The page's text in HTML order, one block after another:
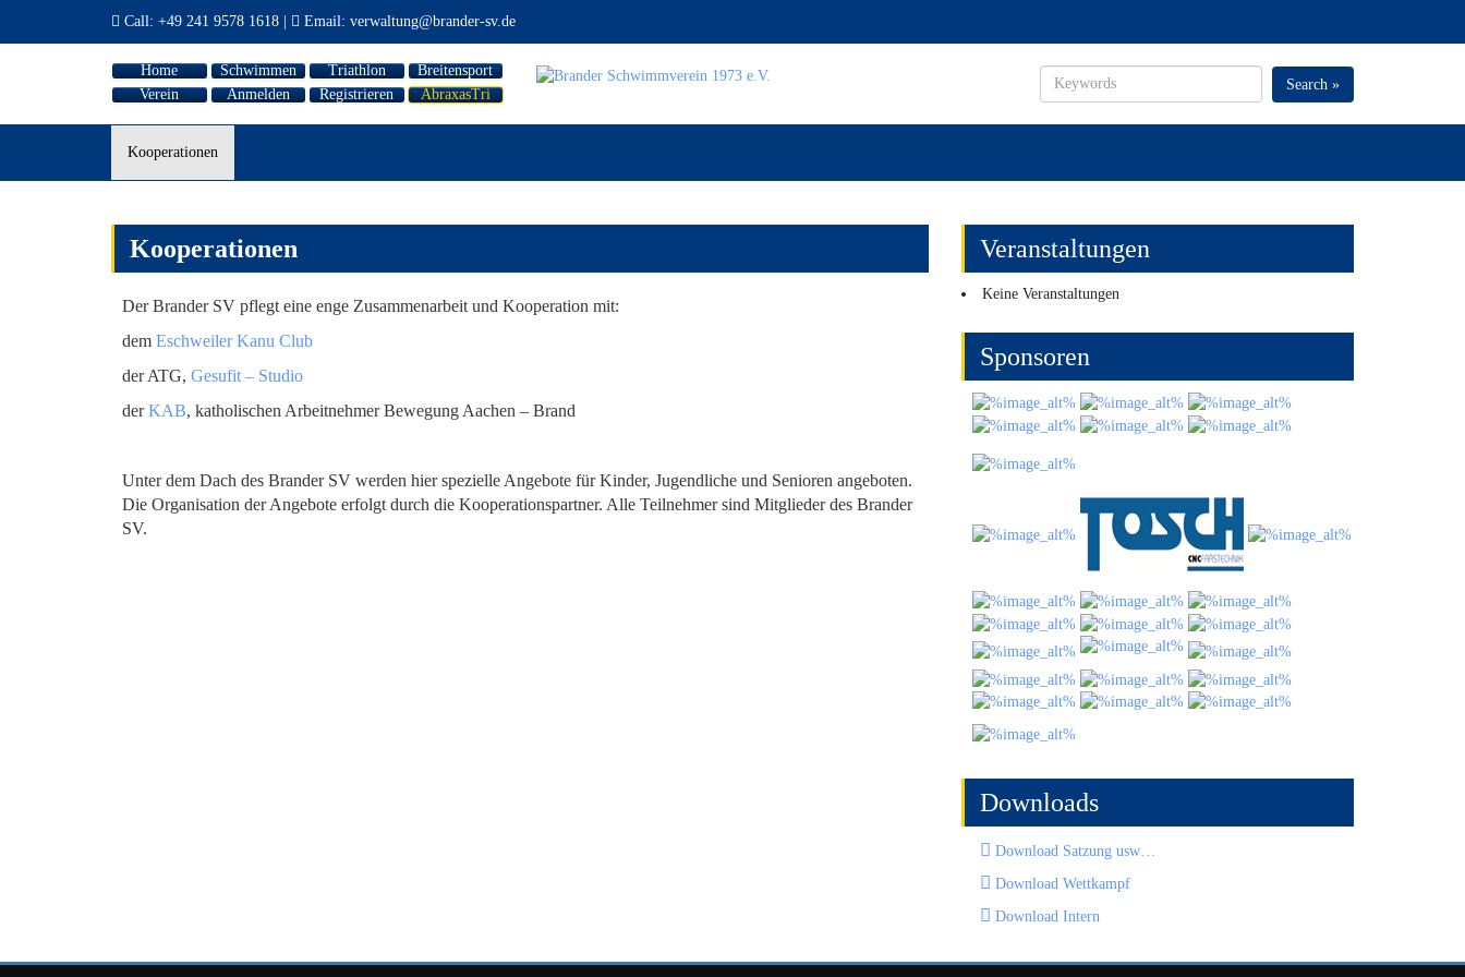
Call: +49 241 9578 1618 Email: verwaltung@brander-sv.de
Home Schwimmen Triathlon
Breitensport
Verein
Anmelden Registrieren AbraxasTri
Search »
Kooperationen
Kooperationen
Der Brander SV pflegt eine enge Zusammenarbeit und Kooperation mit:
dem Eschweiler Kanu Club
der ATG, Gesufit – Studio
derKAB, katholischen Arbeitnehmer Bewegung Aachen – Brand
Unter dem Dach des Brander SV werden hier spezielle Angebote für Kinder, Jugendliche und Senioren angeboten.
Die Organisation der Angebote erfolgt durch die Kooperationspartner. Alle Teilnehmer sind Mitglieder des Brander
SV.
Veranstaltungen
Keine Veranstaltungen
Sponsoren
Downloads
Download Satzung usw…
Download Wettkampf
Download Intern